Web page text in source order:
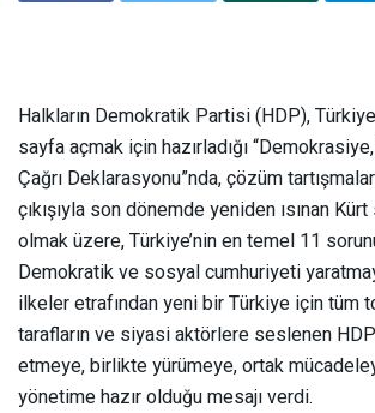
Halkların Demokratik Partisi (HDP),
sayfa açmak için hazırladığı
Çağrı Deklarasyonu”nda, çözüm
çıkışıyla son dönemde yeniden ısınan
olmak üzere, Türkiye’nin en temel 11
Demokratik ve sosyal cumhuriyeti
ilkeler etrafından yeni bir Türkiye için tüm
tarafların ve siyasi aktörlere seslenen
etmeye, birlikte yürümeye, ortak
yönetime hazır olduğu mesajı verdi.